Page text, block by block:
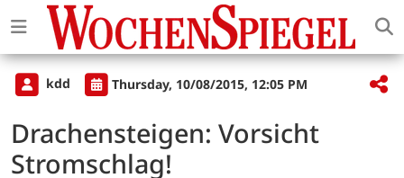
kdd Thursday, 10/08/2015, 12:05 PM
Drachensteigen: Vorsicht
Stromschlag!